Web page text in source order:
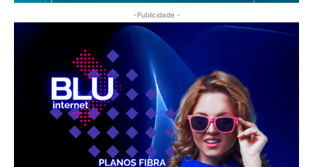
-Publicidade -